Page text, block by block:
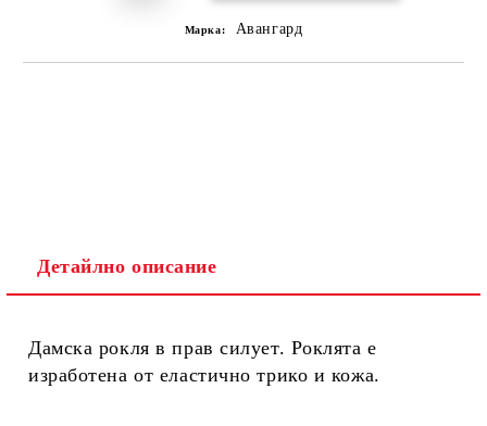
Марка: Авангард
Детайлно описание
Дамска рокля в прав силует. Роклята е
изработена от еластично трико и кожа.